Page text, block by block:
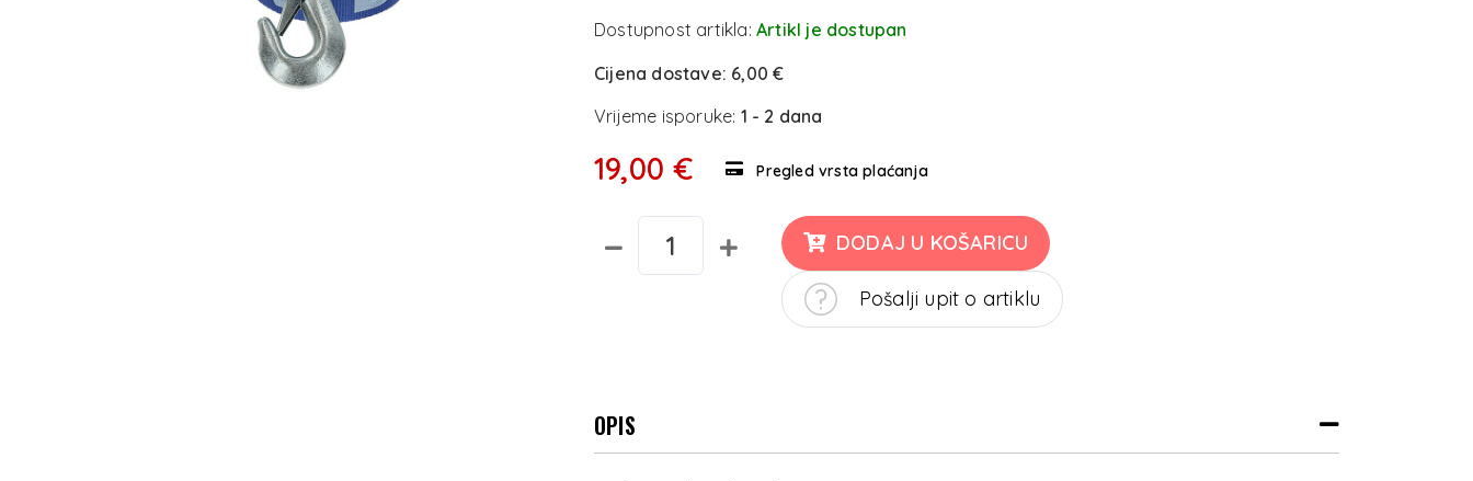
Dostupnost artikla: Artikl je dostupan
Cijena dostave: 6,00 €
Vrijeme isporuke: 1 - 2 dana
19,00 € Pregled vrsta plaćanja
DODAJ U KOŠARICU
Pošalji upit o artiklu
OPIS